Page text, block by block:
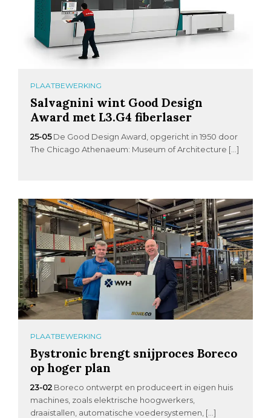
PLAATBEWERKING
Salvagnini wint Good Design
Award met L3.G4 fiberlaser
25-05 De Good Design Award, opgericht in 1950 door
The Chicago Athenaeum: Museum of Architecture […]
PLAATBEWERKING
Bystronic brengt snijproces Boreco
op hoger plan
23-02 Boreco ontwerpt en produceert in eigen huis
machines, zoals elektrische hoogwerkers,
draaistallen, automatische voedersystemen, […]